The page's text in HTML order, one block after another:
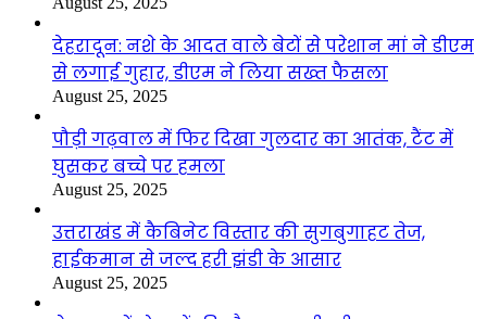
देहरादून: नशे के आदत वाले बेटों से परेशान मां ने डीएम
से लगाई गुहार, डीएम ने लिया सख्त फैसला
August 25, 2025
पौड़ी गढ़वाल में फिर दिखा गुलदार का आतंक, टैंट में
घुसकर बच्चे पर हमला
August 25, 2025
उत्तराखंड में कैबिनेट विस्तार की सुगबुगाहट तेज,
हाईकमान से जल्द हरी झंडी के आसार
August 25, 2025